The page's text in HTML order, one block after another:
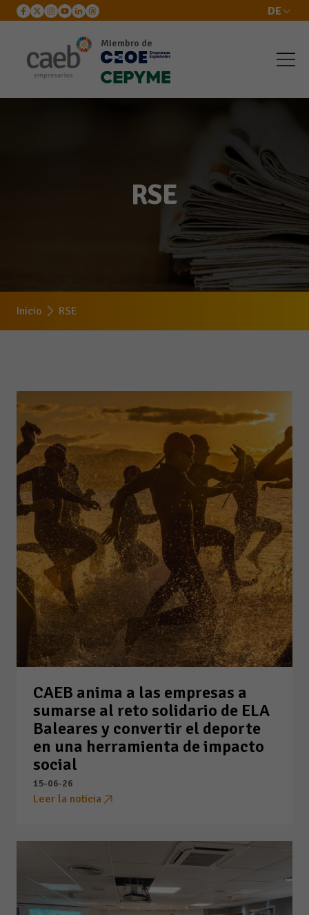
DE
Miembro de
RSE
Inicio RSE
CAEB anima a las empresas a
sumarse al reto solidario de ELA
Baleares y convertir el deporte
en una herramienta de impacto
social
15-06-26
Leer la noticia